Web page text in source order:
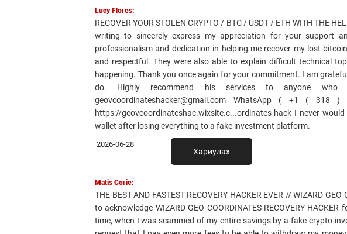
Lucy Flores:
RECOVER YOUR STOLEN CRYPTO / BTC / USDT / ETH WITH THE
writing to sincerely express my appreciation for your support
professionalism and dedication in helping me recover my lost
and respectful. They were also able to explain difficult technical
happening. Thank you once again for your commitment. I am
do. Highly recommend his services to anyone who
geovcoordinateshacker@gmail.com WhatsApp ( +1 ( 318 )
https://geovcoordinateshac.wixsite.c...ordinates-hack I never
wallet after losing everything to a fake investment platform.
2026-06-28
Хариулах
Matis Corie:
THE BEST AND FASTEST RECOVERY HACKER EVER // WIZARD
to acknowledge WIZARD GEO COORDINATES RECOVERY
time, when I was scammed of my entire savings by a fake crypto